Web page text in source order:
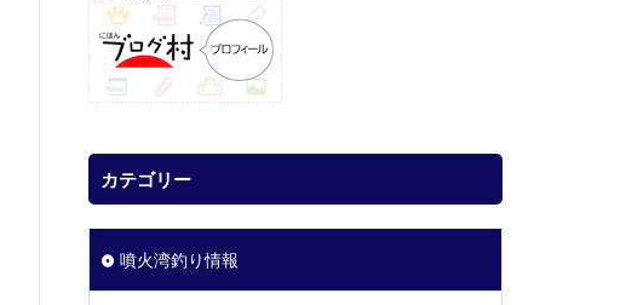
カテゴリー
噴火湾釣り情報